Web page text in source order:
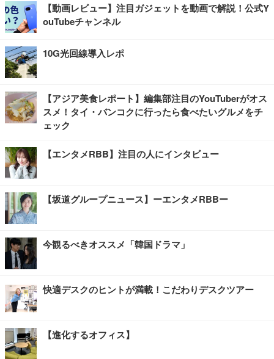
【動画レビュー】注目ガジェットを動画で解説！公式Y
ouTubeチャンネル
10G光回線導入レポ
【アジア美食レポート】編集部注目のYouTuberがオス
スメ！タイ・バンコクに行ったら食べたいグルメをチ
ェック
【エンタメRBB】注目の人にインタビュー
【坂道グループニュース】ーエンタメRBBー
今観るべきオススメ「韓国ドラマ」
快適デスクのヒントが満載！こだわりデスクツアー
【進化するオフィス】